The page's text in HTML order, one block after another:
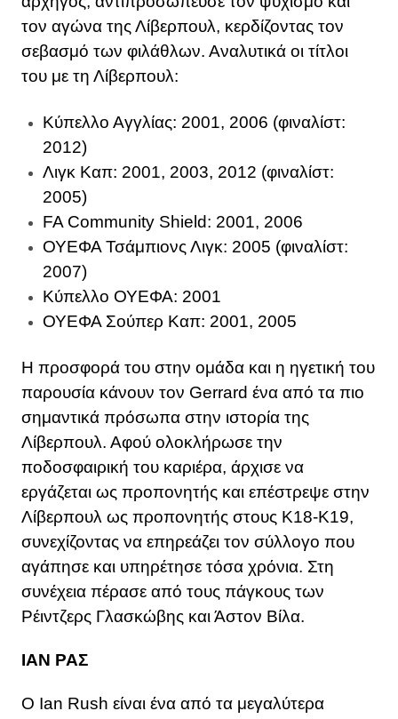
τον αγώνα της Λίβερπουλ, κερδίζοντας τον
σεβασμό των φιλάθλων. Αναλυτικά οι τίτλοι
του με τη Λίβερπουλ:
Κύπελλο Αγγλίας: 2001, 2006 (φιναλίστ:
2012)
Λιγκ Καπ: 2001, 2003, 2012 (φιναλίστ:
2005)
FA Community Shield: 2001, 2006
ΟΥΕΦΑ Τσάμπιονς Λιγκ: 2005 (φιναλίστ:
2007)
Κύπελλο ΟΥΕΦΑ: 2001
ΟΥΕΦΑ Σούπερ Καπ: 2001, 2005
Η προσφορά του στην ομάδα και η ηγετική του
παρουσία κάνουν τον Gerrard ένα από τα πιο
σημαντικά πρόσωπα στην ιστορία της
Λίβερπουλ. Αφού ολοκλήρωσε την
ποδοσφαιρική του καριέρα, άρχισε να
εργάζεται ως προπονητής και επέστρεψε στην
Λίβερπουλ ως προπονητής στους Κ18-Κ19,
συνεχίζοντας να επηρεάζει τον σύλλογο που
αγάπησε και υπηρέτησε τόσα χρόνια. Στη
συνέχεια πέρασε από τους πάγκους των
Ρέιντζερς Γλασκώβης και Άστον Βίλα.
ΙΑΝ ΡΑΣ
Ο Ian Rush είναι ένα από τα μεγαλύτερα